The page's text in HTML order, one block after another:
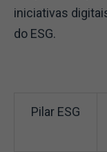
iniciativas
do ESG.
Pilar ESG